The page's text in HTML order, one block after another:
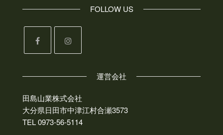
FOLLOW US
運営会社
田島山業株式会社
大分県日田市中津江村合瀬3573
TEL 0973-56-5114